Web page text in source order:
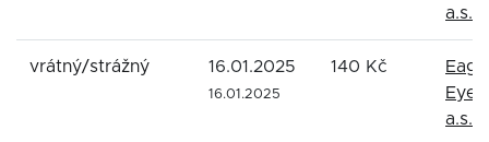
a.s.
vrátný/strážný 16.01.2025
16.01.2025
140 Kč
Eyes
a.s.